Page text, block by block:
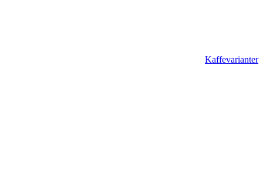
Kaffevarianter